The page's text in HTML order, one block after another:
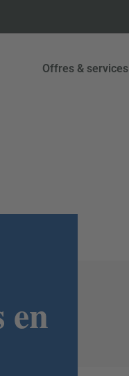
Offres & services
en